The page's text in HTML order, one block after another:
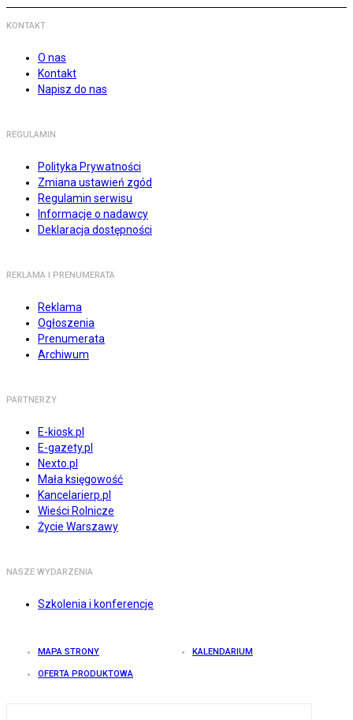
KONTAKT
O nas
Kontakt
Napisz do nas
REGULAMIN
Polityka Prywatności
Zmiana ustawień zgód
Regulamin serwisu
Informacje o nadawcy
Deklaracja dostępności
REKLAMA I PRENUMERATA
Reklama
Ogłoszenia
Prenumerata
Archiwum
PARTNERZY
E-kiosk.pl
E-gazety.pl
Nexto.pl
Mała księgowość
Kancelarierp.pl
Wieści Rolnicze
Życie Warszawy
NASZE WYDARZENIA
Szkolenia i konferencje
MAPA STRONY KALENDARIUM
OFERTA PRODUKTOWA